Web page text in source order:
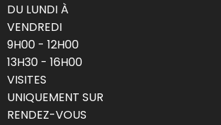
DU LUNDI À
VENDREDI
9H00 - 12H00
13H30 - 16H00
VISITES
UNIQUEMENT SUR
RENDEZ-VOUS